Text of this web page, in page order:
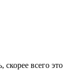
всего это